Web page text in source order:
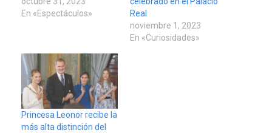
En «Espectáculos»
Real
noviembre 1, 2023
En «Curiosidades»
Princesa Leonor recibe la
más alta distinción del